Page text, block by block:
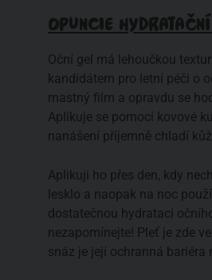
OPUNCIE
Oční gel má lehoučkou
kandidátem pro letní péči o
mastný film a opravdu se
Aplikuje se pomocí kovové
nanášení příjemně chladí
Aplikuji ho přes den, kdy
lesklo a naopak na noc
dostatečnou hydrataci
nezapomínejte! Pleť je zde
snáz je její ochranná bariéra